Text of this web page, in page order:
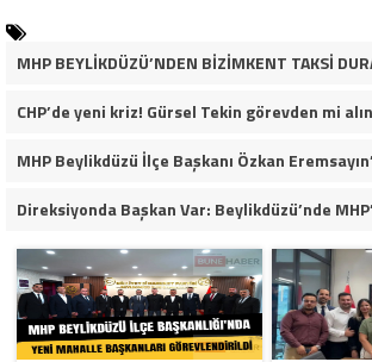
CHP’de yeni kriz! Gürsel Tekin görevden mi
MHP Beylikdüzü İlçe Başkanı Özkan